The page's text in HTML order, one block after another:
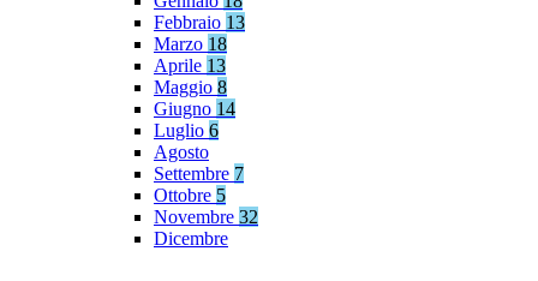
Febbraio 13
Marzo 18
Aprile 13
Maggio 8
Giugno 14
Luglio 6
Agosto
Settembre 7
Ottobre 5
Novembre 32
Dicembre